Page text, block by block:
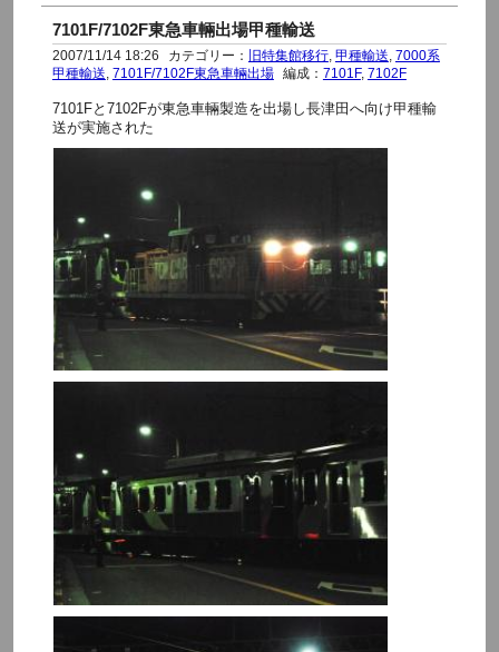
7101F/7102F東急車輛出場甲種輸送
2007/11/14 18:26 カテゴリー： 旧特集館移行, 甲種輸送 7000系
甲種輸送 7101F/7102F東急車輛出場 編成： 7101F, 7102F
7101Fと7102Fが東急車輛製造を出場し長津田へ向け甲種輸
送が実施された